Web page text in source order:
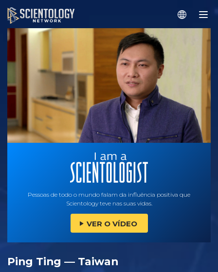
Pessoas de todo o mundo falam da influência positiva que
Scientology teve nas suas vidas.
VER O VÍDEO
Ping Ting — Taiwan